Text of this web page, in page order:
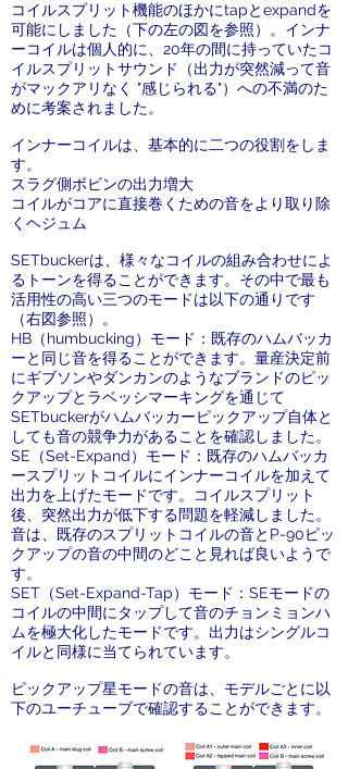
コイルスプリット機能のほかにtapとexpandを
可能にしました（下の左の図を参照）。インナ
ーコイルは個人的に、20年の間に持っていたコ
イルスプリットサウンド（出力が突然減って音
がマックアリなく "感じられる"）への不満のた
めに考案されました。
インナーコイルは、基本的に二つの役割をしま
す。
スラグ側ボビンの出力増大
コイルがコアに直接巻くための音をより取り除
くヘジュム
SETbuckerは、様々なコイルの組み合わせによ
るトーンを得ることができます。その中で最も
活用性の高い三つのモードは以下の通りです
（右図参照）。
HB（humbucking）モード：既存のハムバッカ
ーと同じ音を得ることができます。量産決定前
にギブソンやダンカンのようなブランドのピッ
クアップとラベッシマーキングを通じて
SETbuckerがハムバッカーピックアップ自体と
しても音の競争力があることを確認しました。
SE（Set-Expand）モード：既存のハムバッカ
ースプリットコイルにインナーコイルを加えて
出力を上げたモードです。コイルスプリット
後、突然出力が低下する問題を軽減しました。
音は、既存のスプリットコイルの音とP-90ピッ
クアップの音の中間のどこと見れば良いようで
す。
SET（Set-Expand-Tap）モード：SEモードの
コイルの中間にタップして音のチョンミョンハ
ムを極大化したモードです。出力はシングルコ
イルと同様に当てられています。
ピックアップ星モードの音は、モデルごとに以
下のユーチューブで確認することができます。